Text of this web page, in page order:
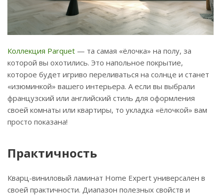
Коллекция Parquet — та самая «ёлочка» на полу, за
которой вы охотились. Это напольное покрытие,
которое будет игриво переливаться на солнце и станет
«изюминкой» вашего интерьера. А если вы выбрали
французский или английский стиль для оформления
своей комнаты или квартиры, то укладка «ёлочкой» вам
просто показана!
Практичность
Кварц-виниловый ламинат Home Expert универсален в
своей практичности. Диапазон полезных свойств и